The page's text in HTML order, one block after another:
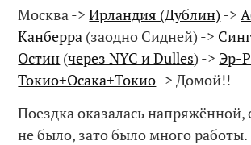
Москва ->Ирландия (Дублин) ->
Канберра (заодно Сидней) ->
Остин (через NYC и Dulles) -> Эр-
Токио+Осака+Токио-> Домой!!
Поездка оказалась напряжённой,
не было, зато было много работы.